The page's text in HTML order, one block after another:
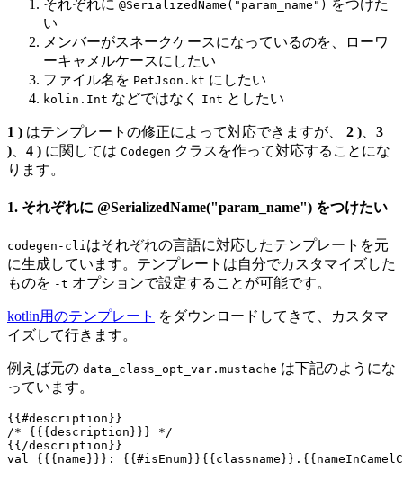
それぞれに @SerializedName("param_name") をつけた
い
メンバーがスネークケースになっているのを、ローワ
ーキャメルケースにしたい
ファイル名を PetJson.kt にしたい
kolin.Int などではなく Int としたい
1 ) はテンプレートの修正によって対応できますが、 2 )
3
)
4 ) に関しては Codegen クラスを作って対応することにな
ります。
1. それぞれに @SerializedName("param_name") をつけたい
codegen-cliはそれぞれの言語に対応したテンプレートを元
に生成しています。テンプレートは自分でカスタマイズした
ものを -t オプションで設定することが可能です。
kotlin用のテンプレート をダウンロードしてきて、カスタマ
イズして行きます。
例えば元の data_class_opt_var.mustache は下記のようにな
っています。
{{#description}}
/* {{{description}}} */
{{/description}}